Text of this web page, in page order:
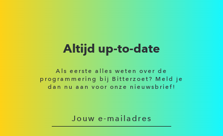
Altijd up-to-date
Als eerste alles weten over de
programmering bij Bitterzoet? Meld je
dan nu aan voor onze nieuwsbrief!